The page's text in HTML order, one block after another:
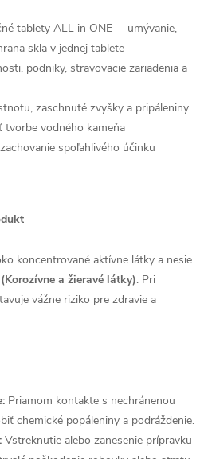
tablety ALL in ONE – umývanie,
skla v jednej tablete
podniky, stravovacie zariadenia a
zaschnuté zvyšky a pripáleniny
tvorbe vodného kameňa
spoľahlivého účinku
koncentrované aktívne látky a nesie
a žieravé látky). Pri
vážne riziko pre zdravie a
Priamom kontakte s nechránenou
chemické popáleniny a podráždenie.
Vstreknutie alebo zanesenie prípravku